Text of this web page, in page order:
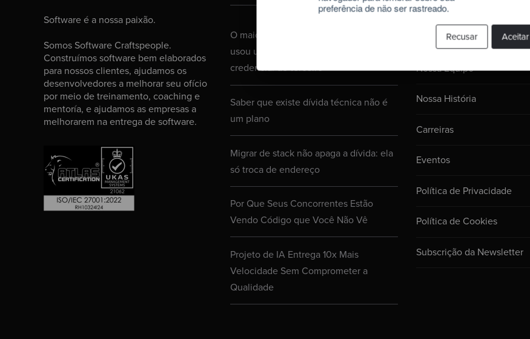
preferência de não ser rastreado.
Aceitar
Recusar
Software é a nossa paixão.
Somos Software Craftspeople.
Construímos software bem elaborados
para nossos clientes, ajudamos os
desenvolvedores a melhorar seu ofício
por meio de treinamento, coaching e
mentoría, e ajudamos as empresas a
melhorarem na entrega de software.
O maior golpe financeiro do país não
usou um exploit — usou uma
credencial de terceiro
Saber que existe dívida técnica não é
um plano
Migrar de stack não apaga a dívida: ela
só troca de endereço
Por Que Seus Concorrentes Estão
Vendo Código que Você Não Vê
Projeto de IA Entrega 10x Mais
Velocidade Sem Comprometer a
Qualidade
Serviços
Nossa Equipe
Nossa História
Carreiras
Eventos
Política de Privacidade
Política de Cookies
Subscrição da Newsletter